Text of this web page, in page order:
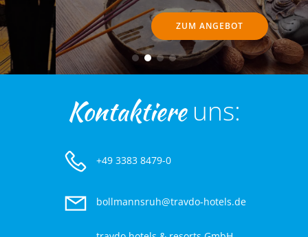
ZUM ANGEBOT
Kontaktiere uns:
+49 3383 8479-0
bollmannsruh@travdo-hotels.de